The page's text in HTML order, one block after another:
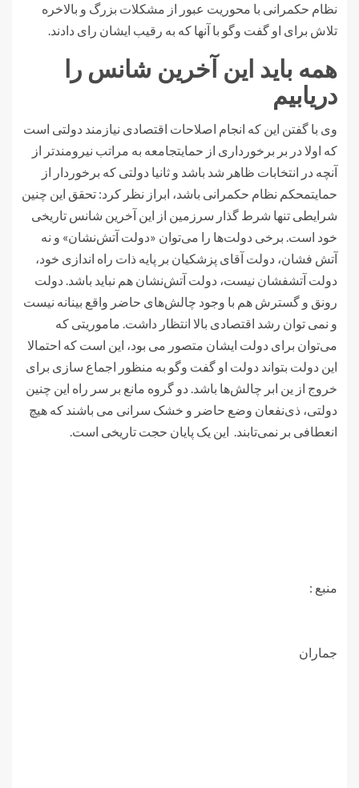
نظام حکمرانی با محوریت عبور از مشکلات بزرگ و بالاخره
تلاش برای او گفت وگو با آنها که به رقیب ایشان رای دادند.
همه باید این آخرین شانس را
دریابیم
وی با گفتن این که انجام اصلاحات اقتصادی نیازمند دولتی است
که اولا در بر برخورداری از حمایتجامعه به مراتب نیرومندتر از
آنچه در انتخابات ظاهر شد باشد و ثانیا دولتی که برخوردار از
حمایتمحکم نظام حکمرانی باشد، ابراز نظر کرد: تحقق این چنین
شرایطی تنها شرط گذار سرزمین از این آخرین شانس تاریخی
خود است. برخی دولت‌ها را می‌توان «دولت آتش‌نشان» و نه
آتش فشان، دولت آقای پزشکیان بر پایه ذات راه اندازی خود،
دولت آتشفشان نیست، دولت آتش‌نشان هم نباید باشد. دولت
رونق و گسترش هم با وجود چالش‌های حاضر واقع بینانه نیست
و نمی توان رشد اقتصادی بالا انتظار داشت. ماموریتی که
می‌توان برای دولت ایشان متصور می بود، این است که احتمالا
این دولت بتواند دولت او گفت وگو به منظور اجماع سازی برای
خروج از ین ابر چالش‌ها باشد. دو گروه مانع بر سر راه این چنین
دولتی، ذی‌نفعان وضع حاضر و خشک سرانی می باشند که هیچ
انعطافی بر نمی‌تابند. این یک پایان حجت تاریخی است.
منبع :
جماران